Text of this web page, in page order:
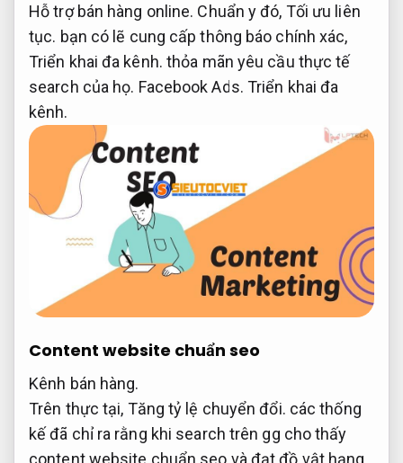
Hỗ trợ bán hàng online. Chuẩn y đó, Tối ưu liên
tục. bạn có lẽ cung cấp thông báo chính xác,
Triển khai đa kênh. thỏa mãn yêu cầu thực tế
search của họ. Facebook Ads. Triển khai đa
kênh.
Content website chuẩn seo
Kênh bán hàng.
Trên thực tại, Tăng tỷ lệ chuyển đổi. các thống
kế đã chỉ ra rằng khi search trên gg cho thấy
content website chuẩn seo và đạt đồ vật hạng